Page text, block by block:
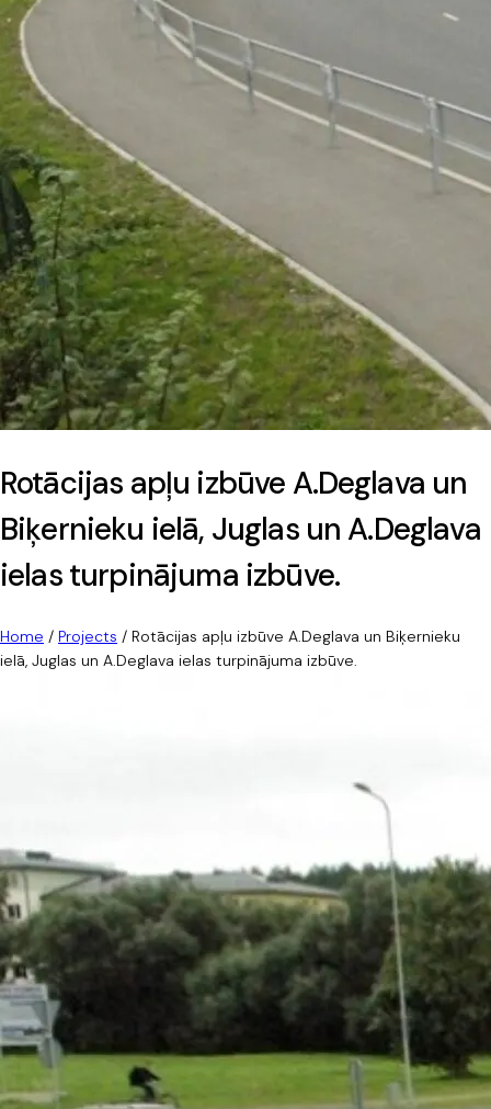
Rotācijas apļu izbūve A.Deglava un
Biķernieku ielā, Juglas un A.Deglava
ielas turpinājuma izbūve.
Home / Projects / Rotācijas apļu izbūve A.Deglava un Biķernieku
ielā, Juglas un A.Deglava ielas turpinājuma izbūve.